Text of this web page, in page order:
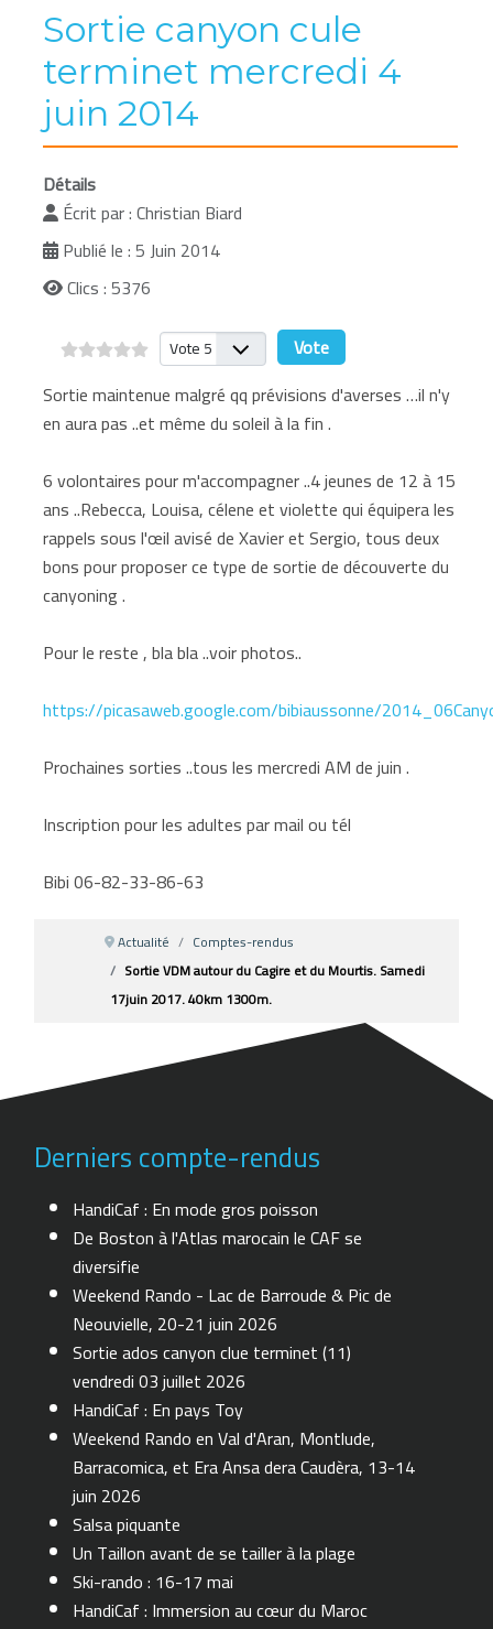
Sortie canyon cule
terminet mercredi 4
juin 2014
Détails
Écrit par :Christian Biard
Publié le : 5 Juin 2014
Clics : 5376
Veuillez voter
Sortie maintenue malgré qq prévisions d'averses …il n'y
en aura pas ..et même du soleil à la fin .
6 volontaires pour m'accompagner ..4 jeunes de 12 à 15
ans ..Rebecca, Louisa, célene et violette qui équipera les
rappels sous l'œil avisé de Xavier et Sergio, tous deux
bons pour proposer ce type de sortie de découverte du
canyoning .
Pour le reste , bla bla ..voir photos..
https://picasaweb.google.com/bibiaussonne/
Prochaines sorties ..tous les mercredi AM de juin .
Inscription pour les adultes par mail ou tél
Bibi 06-82-33-86-63
Actualité
Comptes-rendus
Sortie VDM autour du Cagire et du Mourtis. Samedi
17juin 2017. 40km 1300m.
Derniers compte-rendus
HandiCaf : En mode gros poisson
De Boston à l'Atlas marocain le CAF se
diversifie
Weekend Rando - Lac de Barroude & Pic de
Neouvielle, 20-21 juin 2026
Sortie ados canyon clue terminet (11)
vendredi 03 juillet 2026
HandiCaf : En pays Toy
Weekend Rando en Val d'Aran, Montlude,
Barracomica, et Era Ansa dera Caudèra, 13-14
juin 2026
Salsa piquante
Un Taillon avant de se tailler à la plage
Ski-rando : 16-17 mai
HandiCaf : Immersion au cœur du Maroc